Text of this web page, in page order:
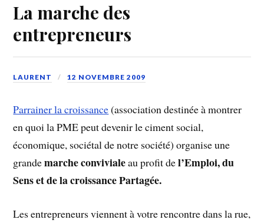
La marche des
entrepreneurs
LAURENT 12 NOVEMBRE 2009
Parrainer la croissance(association destinée à montrer
en quoi la PME peut devenir le ciment social,
économique, sociétal de notre société) organise une
grandemarche convivialeau profit del’Emploi, du
Sens et de la croissance Partagée.
Les entrepreneurs viennent à votre rencontre dans la rue,